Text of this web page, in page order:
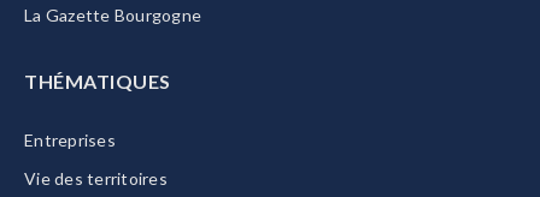
La Gazette Bourgogne
THÉMATIQUES
Entreprises
Vie des territoires